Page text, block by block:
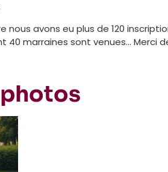
nous avons eu plus de 120
marraines sont venues... Merci